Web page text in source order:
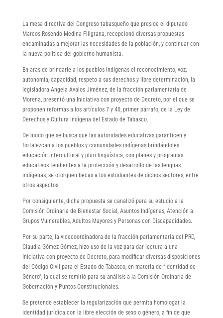
La mesa directiva del Congreso tabasqueño que preside el diputado
Marcos Rosendo Medina Filigrana, recepcionó diversas propuestas
encaminadas a mejorar las necesidades de la población, y continuar con
la nueva política del gobierno humanista.
En aras de brindarle a los pueblos indígenas el reconocimiento, voz,
autonomía, capacidad, respeto a sus derechos y libre determinación, la
legisladora Angela Avalos Jiménez, de la fracción parlamentaria de
Morena, presentó una Iniciativa con proyecto de Decreto, por el que se
proponen reformas a los artículos 7 y 40, primer párrafo, de la Ley de
Derechos y Cultura Indígena del Estado de Tabasco.
De modo que se busca que las autoridades educativas garanticen y
fortalezcan a los pueblos y comunidades indígenas brindándoles
educación intercultural y pluri lingüística, con planes y programas
educativos tendientes a la protección y desarrollo de las lenguas
indígenas, se otorguen becas a los estudiantes de dichos sectores, entre
otros aspectos.
Por consiguiente, dicha propuesta se canalizó para su estudio a la
Comisión Ordinaria de Bienestar Social, Asuntos Indígenas, Atención a
Grupos Vulnerables, Adultos Mayores y Personas con Discapacidades.
Por su parte, la vicecoordinadora de la fracción parlamentaria del PRD,
Claudia Gómez Gómez, hizo uso de la voz para dar lectura a una
Iniciativa con proyecto de Decreto, para modificar diversas disposiciones
del Código Civil para el Estado de Tabasco, en materia de “Identidad de
Género”, la cual se remitió para su análisis a la Comisión Ordinaria de
Gobernación y Puntos Constitucionales.
Se pretende establecer la regularización que permita homologar la
identidad jurídica con la libre elección de sexo o género, a fin de que